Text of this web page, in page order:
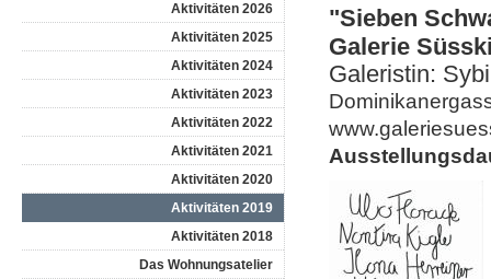
"Sieben
Galerie
Galeristin:
Aktivitäten 2026
Aktivitäten 2025
Aktivitäten 2024
Aktivitäten 2023
Aktivitäten 2022
Aktivitäten 2021
Aktivitäten 2020
Aktivitäten 2019
Aktivitäten 2018
Das Wohnungsatelier